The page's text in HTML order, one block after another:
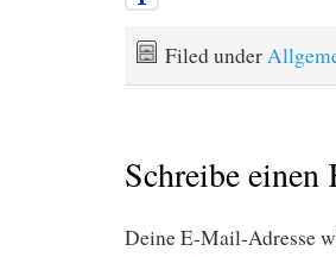
Filed under
Schreibe einen
Deine E-Mail-Adresse